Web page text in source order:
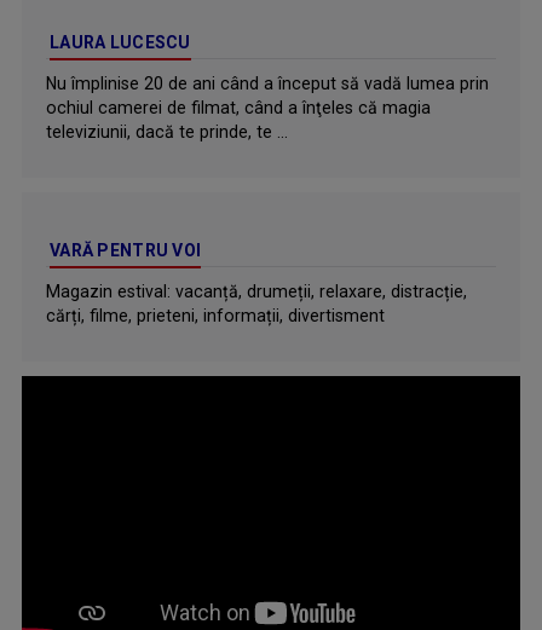
LAURA LUCESCU
Nu împlinise 20 de ani când a început să vadă lumea prin
ochiul camerei de filmat, când a înţeles că magia
televiziunii, dacă te prinde, te ...
VARĂ PENTRU VOI
Magazin estival: vacanță, drumeții, relaxare, distracție,
cărți, filme, prieteni, informații, divertisment